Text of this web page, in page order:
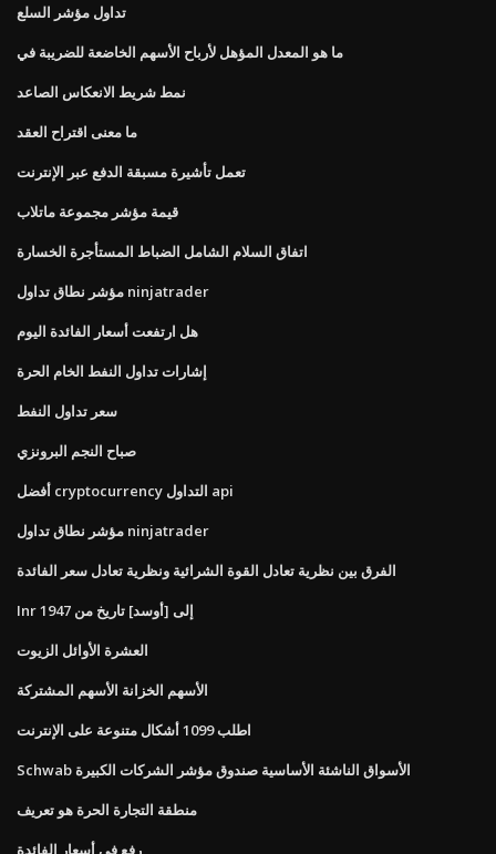
تداول مؤشر السلع
ما هو المعدل المؤهل لأرباح الأسهم الخاضعة للضريبة في
نمط شريط الانعكاس الصاعد
ما معنى اقتراح العقد
تعمل تأشيرة مسبقة الدفع عبر الإنترنت
قيمة مؤشر مجموعة ماتلاب
اتفاق السلام الشامل الضباط المستأجرة الخسارة
مؤشر نطاق تداول ninjatrader
هل ارتفعت أسعار الفائدة اليوم
إشارات تداول النفط الخام الحرة
سعر تداول النفط
صباح النجم البرونزي
أفضل cryptocurrency التداول api
مؤشر نطاق تداول ninjatrader
الفرق بين نظرية تعادل القوة الشرائية ونظرية تعادل سعر الفائدة
Inr إلى [أوسد] تاريخ من 1947
العشرة الأوائل الزيوت
الأسهم الخزانة الأسهم المشتركة
اطلب 1099 أشكال متنوعة على الإنترنت
Schwab الأسواق الناشئة الأساسية صندوق مؤشر الشركات الكبيرة
منطقة التجارة الحرة هو تعريف
رفع في أسعار الفائدة